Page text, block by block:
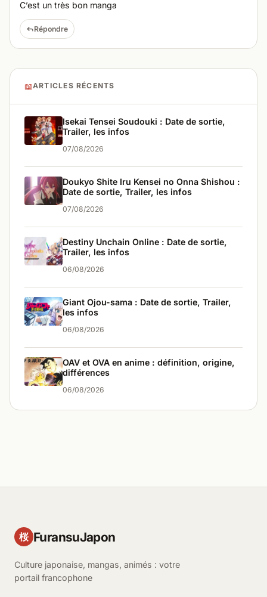
C’est un très bon manga
Répondre
📖ARTICLES RÉCENTS
Isekai Tensei Soudouki : Date de sortie,
Trailer, les infos
07/08/2026
Doukyo Shite Iru Kensei no Onna Shishou :
Date de sortie, Trailer, les infos
07/08/2026
Destiny Unchain Online : Date de sortie,
Trailer, les infos
06/08/2026
Giant Ojou-sama : Date de sortie, Trailer,
les infos
06/08/2026
OAV et OVA en anime : définition, origine,
différences
06/08/2026
桜 FuransuJapon
Culture japonaise, mangas, animés : votre
portail francophone